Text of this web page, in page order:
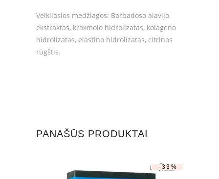
Veikliosios medžiagos: Barbadoso alavijo
ekstraktas, krakmolo hidrolizatas, kolageno
hidrolizatas, elastino hidrolizatas, citrinos
rūgštis.
PANAŠŪS PRODUKTAI
-33%